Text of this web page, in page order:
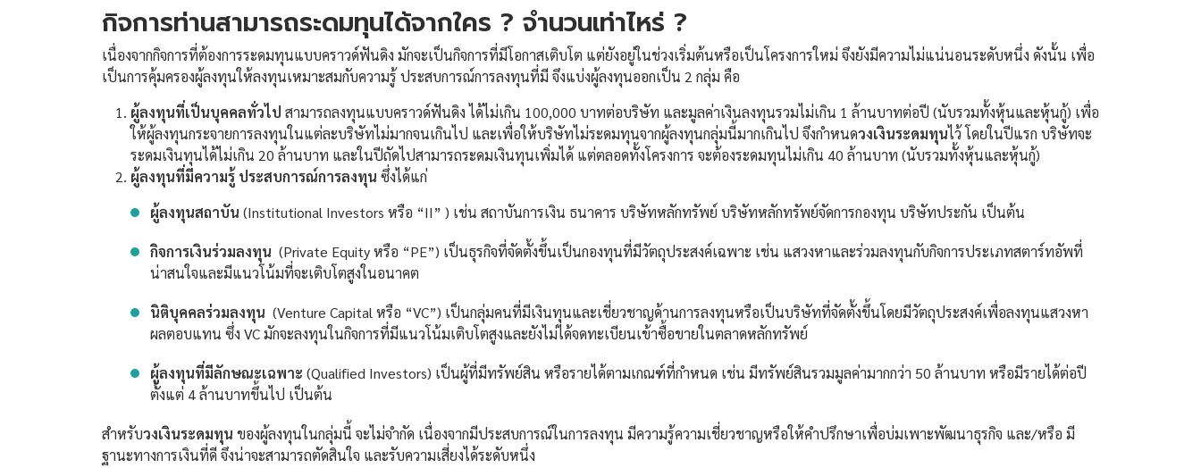
กิจการท่านสามารถระดมทุนได้จากใคร ? จำนวนเท่าไหร่ ?
เนื่องจากกิจการที่ต้องการระดมทุนแบบคราวด์ฟันดิง มักจะเป็นกิจการที่มีโอกาสเติบโต แต่ยังอยู่ในช่วงเริ่มต้นหรือเป็นโครงการใหม่ จึงยังมีความไม่แน่นอนระดับหนึ่ง ดังนั้น เพื่อ
เป็นการคุ้มครองผู้ลงทุนให้ลงทุนเหมาะสมกับความรู้ ประสบการณ์การลงทุนที่มี จึงแบ่งผู้ลงทุนออกเป็น 2 กลุ่ม คือ
ผู้ลงทุนที่เป็นบุคคลทั่วไป สามารถลงทุนแบบคราวด์ฟันดิง ได้ไม่เกิน 100,000 บาทต่อบริษัท และมูลค่าเงินลงทุนรวมไม่เกิน 1 ล้านบาทต่อปี (นับรวมทั้งหุ้นและหุ้นกู้) เพื่อ
ให้ผู้ลงทุนกระจายการลงทุนในแต่ละบริษัทไม่มากจนเกินไป และเพื่อให้บริษัทไม่ระดมทุนจากผู้ลงทุนกลุ่มนี้มากเกินไป จึงกำหนดวงเงินระดมทุนไว้ โดยในปีแรก บริษัทจะ
ระดมเงินทุนได้ไม่เกิน 20 ล้านบาท และในปีถัดไปสามารถระดมเงินทุนเพิ่มได้ แต่ตลอดทั้งโครงการ จะต้องระดมทุนไม่เกิน 40 ล้านบาท (นับรวมทั้งหุ้นและหุ้นกู้)
ผู้ลงทุนที่มีความรู้ ประสบการณ์การลงทุน ซึ่งได้แก่
ผู้ลงทุนสถาบัน (Institutional Investors หรือ “II” ) เช่น สถาบันการเงิน ธนาคาร บริษัทหลักทรัพย์ บริษัทหลักทรัพย์จัดการกองทุน บริษัทประกัน เป็นต้น
กิจการเงินร่วมลงทุน (Private Equity หรือ “PE”) เป็นธุรกิจที่จัดตั้งขึ้นเป็นกองทุนที่มีวัตถุประสงค์เฉพาะ เช่น แสวงหาและร่วมลงทุนกับกิจการประเภทสตาร์ทอัพที่
น่าสนใจและมีแนวโน้มที่จะเติบโตสูงในอนาคต
นิติบุคคลร่วมลงทุน (Venture Capital หรือ “VC”) เป็นกลุ่มคนที่มีเงินทุนและเชี่ยวชาญด้านการลงทุนหรือเป็นบริษัทที่จัดตั้งขึ้นโดยมีวัตถุประสงค์เพื่อลงทุนแสวงหา
ผลตอบแทน ซึ่ง VC มักจะลงทุนในกิจการที่มีแนวโน้มเติบโตสูงและยังไม่ได้จดทะเบียนเข้าซื้อขายในตลาดหลักทรัพย์
ผู้ลงทุนที่มีลักษณะเฉพาะ (Qualified Investors) เป็นผู้ที่มีทรัพย์สิน หรือรายได้ตามเกณฑ์ที่กำหนด เช่น มีทรัพย์สินรวมมูลค่ามากกว่า 50 ล้านบาท หรือมีรายได้ต่อปี
ตั้งแต่ 4 ล้านบาทขึ้นไป เป็นต้น
สำหรับวงเงินระดมทุน ของผู้ลงทุนในกลุ่มนี้ จะไม่จำกัด เนื่องจากมีประสบการณ์ในการลงทุน มีความรู้ความเชี่ยวชาญหรือให้คำปรึกษาเพื่อบ่มเพาะพัฒนาธุรกิจ และ/หรือ มี
ฐานะทางการเงินที่ดี จึงน่าจะสามารถตัดสินใจ และรับความเสี่ยงได้ระดับหนึ่ง